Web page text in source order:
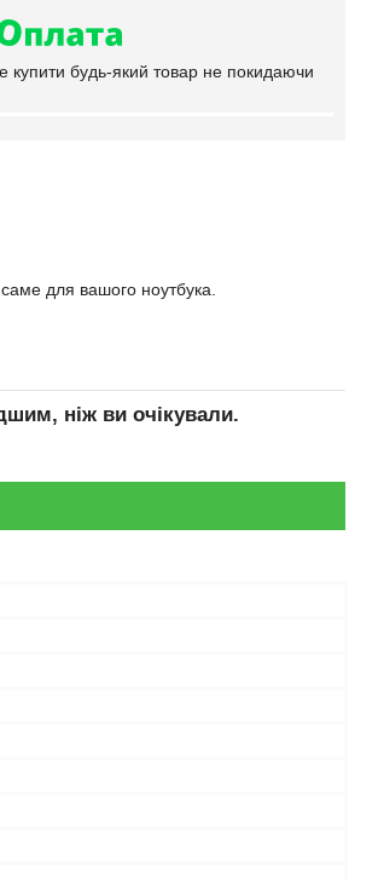
купити будь-який товар не покидаючи
для вашого ноутбука.
ніж ви очікували.